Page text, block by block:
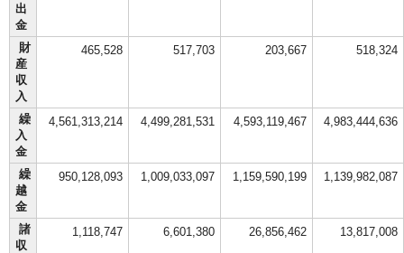
出
金
財
産
収
入
465,528 517,703 203,667 518,324
繰
入
金
4,561,313,214 4,499,281,531 4,593,119,467 4,983,444,636
繰
越
金
950,128,093 1,009,033,097 1,159,590,199 1,139,982,087
諸
収
1,118,747 6,601,380 26,856,462 13,817,008